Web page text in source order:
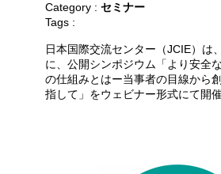
Category : セミナー
Tags :
日本国際交流センター（JCIE）は
に、公開シンポジウム「より安全
の仕組みとはー当事者の目線から
指して」をウェビナー形式にて開催